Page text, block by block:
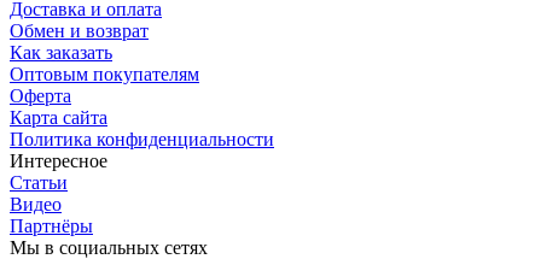
Доставка и оплата
Обмен и возврат
Как заказать
Оптовым покупателям
Оферта
Карта сайта
Политика конфиденциальности
Интересное
Статьи
Видео
Партнёры
Мы в социальных сетях